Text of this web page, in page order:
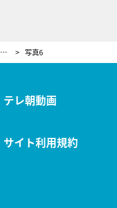
1日1パック食べると死亡リスクが低下!? 夏の救世主「納豆」の“最強の食べ方”を徹底検証 写真6
テレ朝動画
サイト利用規約